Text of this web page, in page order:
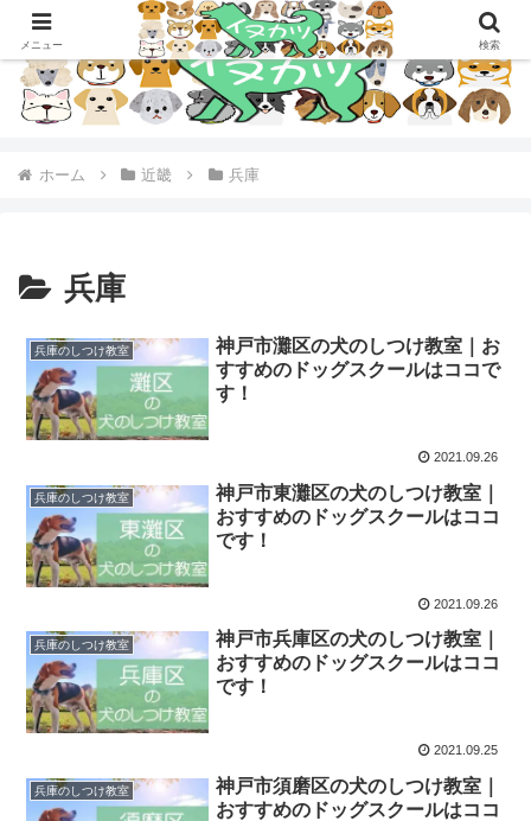
ホーム 近畿 兵庫
兵庫
兵庫のしつけ教室
神戸市灘区の犬のしつけ教室｜お
すすめのドッグスクールはココで
す！
2021.09.26
兵庫のしつけ教室
神戸市東灘区の犬のしつけ教室｜
おすすめのドッグスクールはココ
です！
2021.09.26
兵庫のしつけ教室
神戸市兵庫区の犬のしつけ教室｜
おすすめのドッグスクールはココ
です！
2021.09.25
兵庫のしつけ教室
神戸市須磨区の犬のしつけ教室｜
おすすめのドッグスクールはココ
メニュー 検索